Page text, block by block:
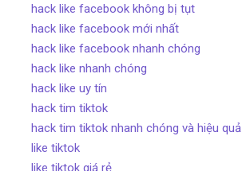
hack like facebook không bị tụt
hack like facebook mới nhất
hack like facebook nhanh chóng
hack like nhanh chóng
hack like uy tín
hack tim tiktok
hack tim tiktok nhanh chóng và hiệu quả
like tiktok
like tiktok giá rẻ